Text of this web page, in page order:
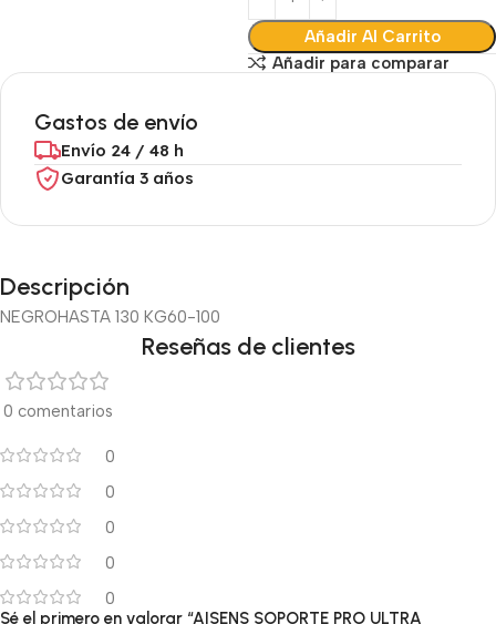
Añadir Al Carrito
Añadir para comparar
Gastos de envío
Envío 24 / 48 h
Garantía 3 años
Descripción
NEGROHASTA 130 KG60-100
Reseñas de clientes
0 comentarios
0
0
0
0
0
Sé el primero en valorar “AISENS SOPORTE PRO ULTRA